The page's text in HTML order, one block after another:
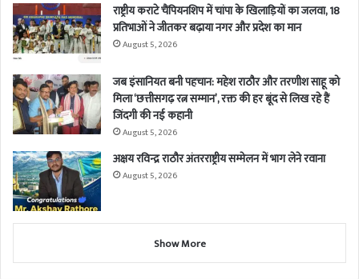
राष्ट्रीय कराटे चैंपियनशिप में चांपा के खिलाड़ियों का जलवा, 18
प्रतिभाओं ने जीतकर बढ़ाया नगर और प्रदेश का मान
August 5, 2026
जब इंसानियत बनी पहचान: महेश राठौर और तरणीश साहू को
मिला ‘छत्तीसगढ़ रत्न सम्मान’, रक्त की हर बूंद से लिख रहे हैं
जिंदगी की नई कहानी
August 5, 2026
अक्षय रविन्द्र राठौर अंतरराष्ट्रीय सम्मेलन में भाग लेने रवाना
August 5, 2026
Show More